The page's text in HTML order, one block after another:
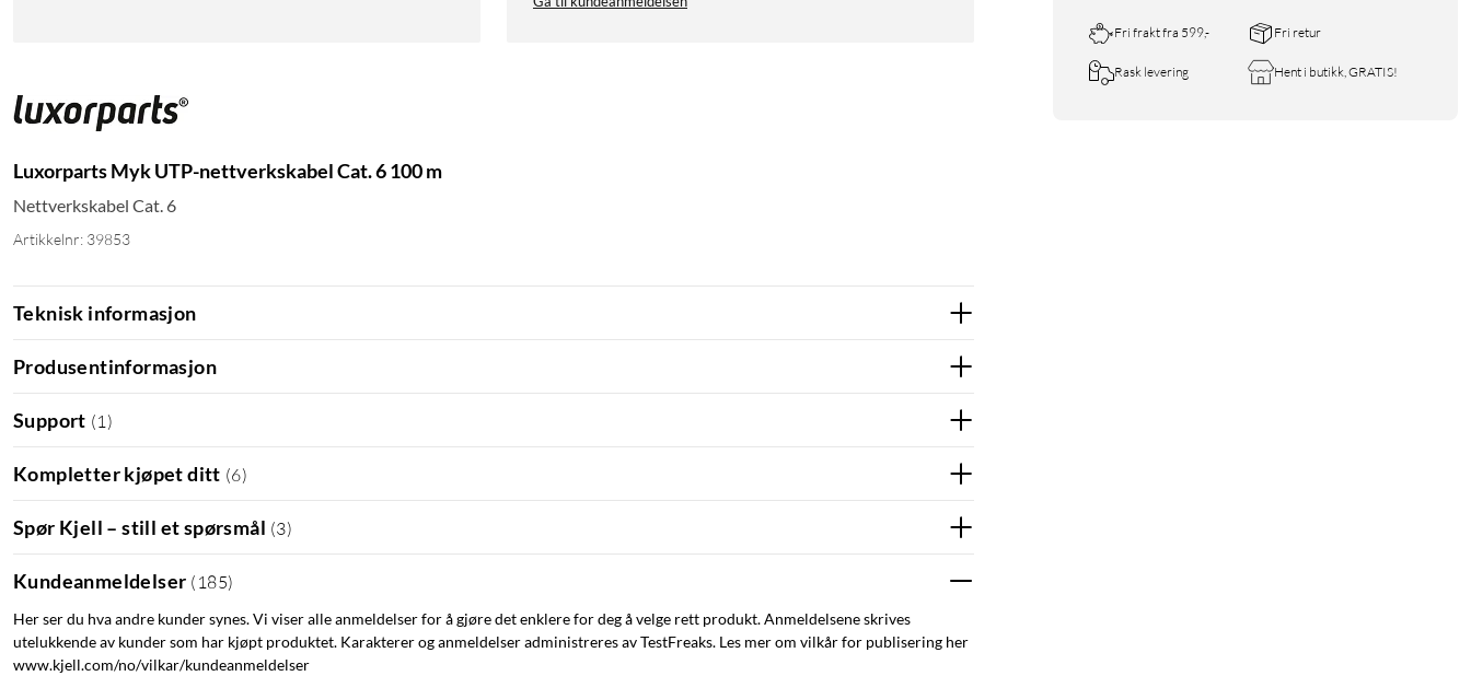
Fri frakt fra 599,- Fri retur
Rask levering Hent i butikk, GRATIS!
Luxorparts Myk UTP-nettverkskabel Cat. 6 100 m
Nettverkskabel Cat. 6
Artikkelnr: 39853
Teknisk informasjon
Produsentinformasjon
Support (1 )
Kompletter kjøpet ditt (6)
Spør Kjell – still et spørsmål (3)
Kundeanmeldelser ( 185)
Her ser du hva andre kunder synes. Vi viser alle anmeldelser for å gjøre det enklere for deg å velge rett produkt. Anmeldelsene skrives
utelukkende av kunder som har kjøpt produktet. Karakterer og anmeldelser administreres av TestFreaks. Les mer om vilkår for publisering her
www.kjell.com/no/vilkar/kundeanmeldelser